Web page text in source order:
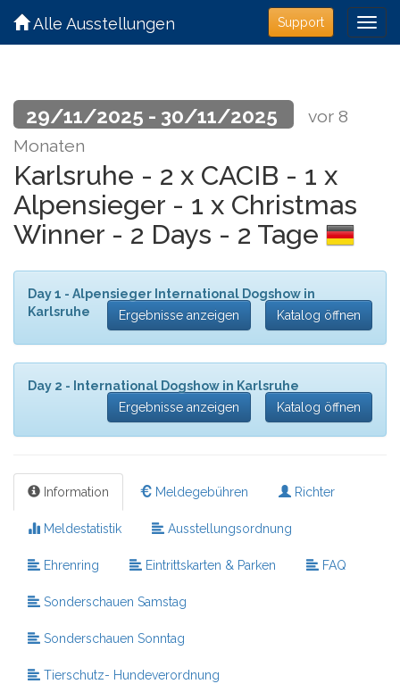
Support
Alle Ausstellungen
29/11/2025 - 30/11/2025
vor 8
Monaten
Karlsruhe - 2 x CACIB - 1 x
Alpensieger - 1 x Christmas
Winner - 2 Days - 2 Tage
Day 1 - Alpensieger International Dogshow in
Karlsruhe
Ergebnisse anzeigen Katalog öffnen
Day 2 - International Dogshow in Karlsruhe
Ergebnisse anzeigen
Katalog öffnen
Information Meldegebühren Richter
Meldestatistik Ausstellungsordnung
Ehrenring Eintrittskarten & Parken FAQ
Sonderschauen Samstag
Sonderschauen Sonntag
Tierschutz- Hundeverordnung